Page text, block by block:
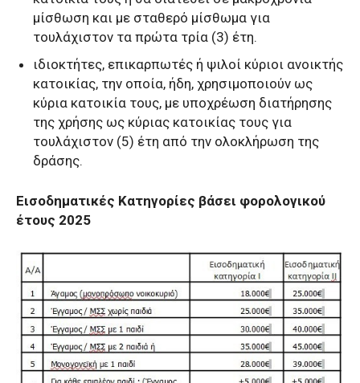
μίσθωση και με σταθερό μίσθωμα για
τουλάχιστον τα πρώτα τρία (3) έτη.
ιδιοκτήτες, επικαρπωτές ή ψιλοί κύριοι ανοικτής
κατοικίας, την οποία, ήδη, χρησιμοποιούν ως
κύρια κατοικία τους, με υποχρέωση διατήρησης
της χρήσης ως κύριας κατοικίας τους για
τουλάχιστον (5) έτη από την ολοκλήρωση της
δράσης.
Εισοδηματικές Κατηγορίες βάσει φορολογικού
έτους 2025